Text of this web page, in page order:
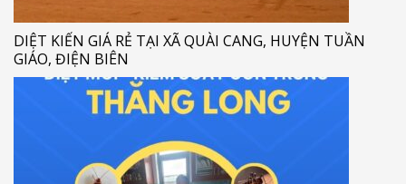
DIỆT KIẾN GIÁ RẺ TẠI XÃ QUÀI CANG, HUYỆN TUẦN
GIÁO, ĐIỆN BIÊN